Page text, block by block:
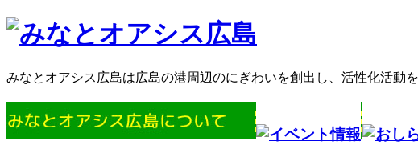
みなとオアシス広島は広島の港周辺のにぎわいを創出し、活性化活動